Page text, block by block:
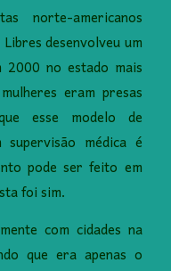
norte-americanos
desenvolveu um
2000 no estado mais
eram presas
esse modelo de
supervisão médica é
pode ser feito em
foi sim.
com cidades na
que era apenas o